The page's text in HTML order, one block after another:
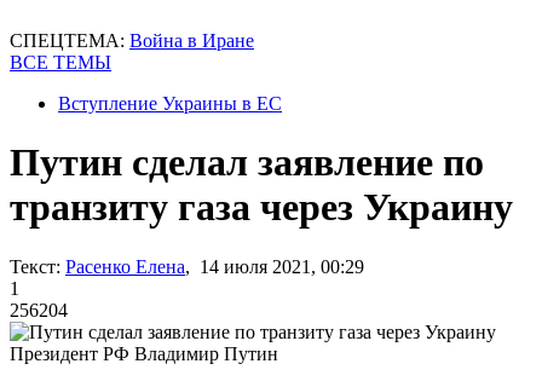
СПЕЦТЕМА: Война в Иране
ВСЕ ТЕМЫ
Вступление Украины в ЕС
Путин сделал заявление по
транзиту газа через Украину
Текст: Расенко Елена, 14 июля 2021, 00:29
1
256204
Президент РФ Владимир Путин